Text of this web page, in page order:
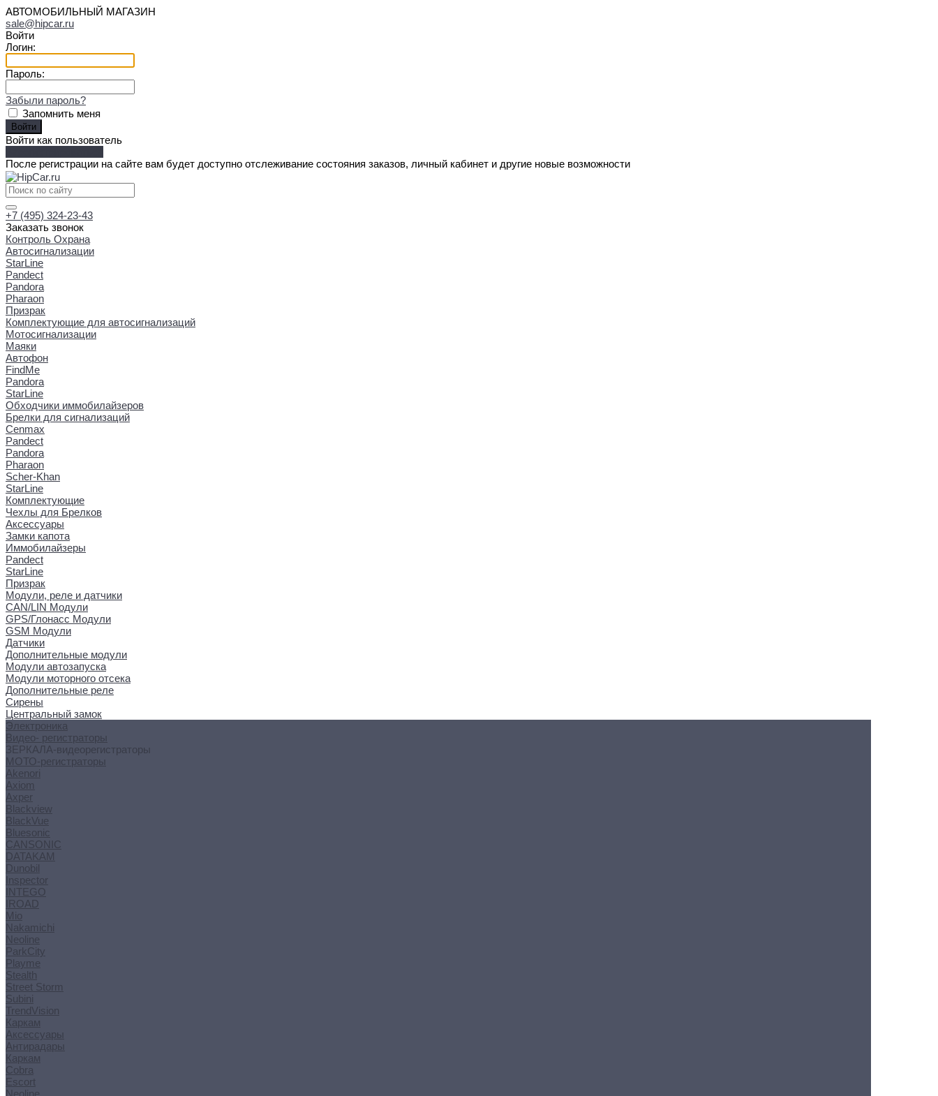
АВТОМОБИЛЬНЫЙ МАГАЗИН
sale@hipcar.ru
Войти
Логин:
Пароль:
Забыли пароль?
Запомнить меня
Войти как пользователь
После регистрации на сайте вам будет доступно отслеживание состояния заказов, личный кабинет и другие новые возможности
+7 (495) 324-23-43
Заказать звонок
Контроль Охрана
Автосигнализации
StarLine
Pandect
Pandora
Pharaon
Призрак
Комплектующие для автосигнализаций
Мотосигнализации
Маяки
Автофон
FindMe
Pandora
StarLine
Обходчики иммобилайзеров
Брелки для сигнализаций
Cenmax
Pandect
Pandora
Pharaon
Scher-Khan
StarLine
Комплектующие
Чехлы для Брелков
Аксессуары
Замки капота
Иммобилайзеры
Pandect
StarLine
Призрак
Модули, реле и датчики
CAN/LIN Модули
GPS/Глонасс Модули
GSM Модули
Датчики
Дополнительные модули
Модули автозапуска
Модули моторного отсека
Дополнительные реле
Сирены
Центральный замок
Электроника
Видео- регистраторы
ЗЕРКАЛА-видеорегистраторы
МОТО-регистраторы
Akenori
Axiom
Axper
Blackview
BlackVue
Bluesonic
CANSONIC
DATAKAM
Dunobil
Inspector
INTEGO
IROAD
Mio
Nakamichi
Neoline
ParkCity
Playme
Stealth
Street Storm
Subini
TrendVision
Каркам
Аксессуары
Антирадары
Каркам
Cobra
Escort
Neoline